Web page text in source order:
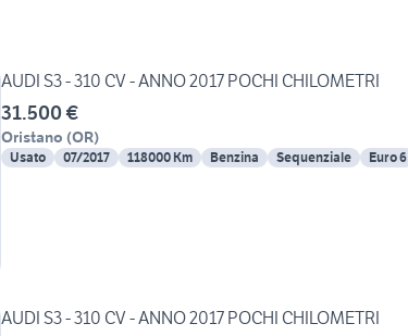
AUDI S3 - 310 CV - ANNO 2017 POCHI CHILOMETRI
31.500 €
Oristano (OR)
Usato 07/2017 118000 Km Benzina Sequenziale Euro 6
AUDI S3 - 310 CV - ANNO 2017 POCHI CHILOMETRI